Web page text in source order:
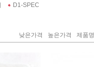
D1-SPEC
낮은가격 높은가격 제품명